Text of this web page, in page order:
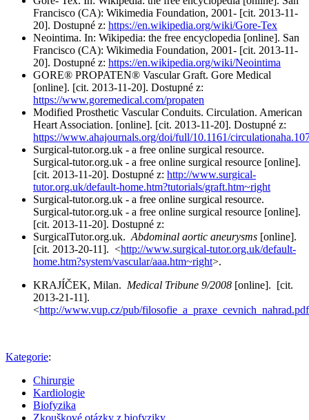
Francisco (CA): Wikimedia Foundation, 2001- [cit. 2013-11-
20]. Dostupné z: https://en.wikipedia.org/wiki/Gore-Tex
Neointima. In: Wikipedia: the free encyclopedia [online]. San
Francisco (CA): Wikimedia Foundation, 2001- [cit. 2013-11-
20]. Dostupné z: https://en.wikipedia.org/wiki/Neointima
GORE® PROPATEN® Vascular Graft. Gore Medical
[online]. [cit. 2013-11-20]. Dostupné z:
https://www.goremedical.com/propaten
Modified Prosthetic Vascular Conduits. Circulation. American
Heart Association. [online]. [cit. 2013-11-20]. Dostupné z:
https://www.ahajournals.org/doi/full/10.1161/
Surgical-tutor.org.uk - a free online surgical resource.
Surgical-tutor.org.uk - a free online surgical resource [online].
[cit. 2013-11-20]. Dostupné z: http://www.surgical-
tutor.org.uk/default-home.htm?tutorials/graft.htm~right
Surgical-tutor.org.uk - a free online surgical resource.
Surgical-tutor.org.uk - a free online surgical resource [online].
[cit. 2013-11-20]. Dostupné z:
SurgicalTutor.org.uk. Abdominal aortic aneurysms [online].
[cit. 2013-20-11]. <http://www.surgical-tutor.org.uk/default-
home.htm?system/vascular/aaa.htm~right>.
KRAJÍČEK, Milan. Medical Tribune 9/2008 [online]. [cit.
2013-21-11].
<http://www.vup.cz/pub/
Kategorie:
Chirurgie
Kardiologie
Biofyzika